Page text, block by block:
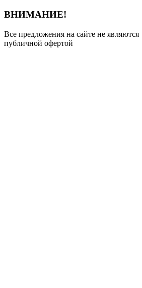
ВНИМАНИЕ!
Все предложения на сайте не являются
публичной офертой